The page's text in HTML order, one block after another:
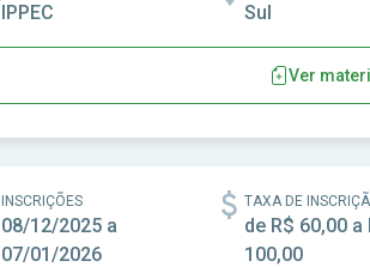
IPPEC Sul
Ver
INSCRIÇÕES
08/12/2025 a
07/01/2026
TAXA DE
de R$ 60,00 a
100,00